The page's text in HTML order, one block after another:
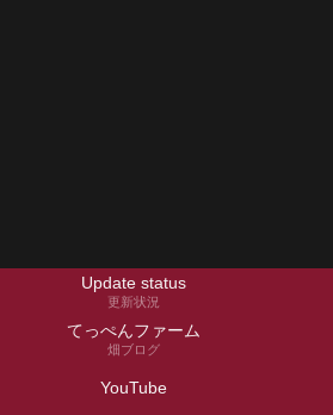
Update status
更新状況
てっぺんファーム
畑ブログ
YouTube